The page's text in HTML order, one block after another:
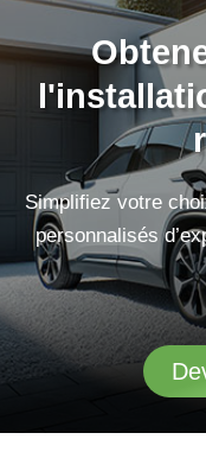
Simplifiez votre
personnalisés